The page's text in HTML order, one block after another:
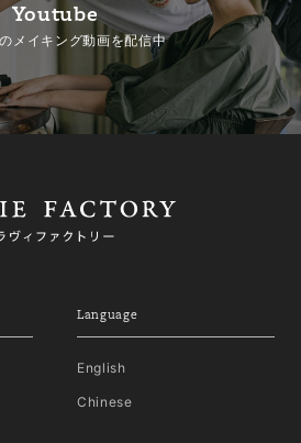
Youtube
メイキング動画を配信中
Language
English
Chinese